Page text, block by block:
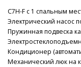
C7H-F с 1 спальным
Электрический насос
Пружинная подвеска
Кондиционер
Механический люк на